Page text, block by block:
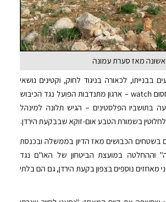
מאז סערת עמונה
בבנייתו, לכאורה בניגוד לחוק, וקטינים נושאי
נשק. הארגון הגיש תלונה לצה"ל ארגון מחסום watch – ארגון מתנדבות הפועל נגד הכיבוש
בתושביו הפלסטינים – הגיש תלונה למינהל
בשמורת הטבע אום-זוקא שבבקעת הירדן.
בשטחים הכבושים מאז הדיון בממשלה ובכנסת
וההחלטה במועצת הביטחון של האו"ם נגד
מאחזים נוספים בצפון בקעת הירדן, גם הם בלתי